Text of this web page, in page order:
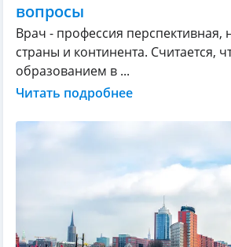
вопросы
Врач - профессия перспективная,
страны и континента. Считается,
образованием в ...
Читать подробнее